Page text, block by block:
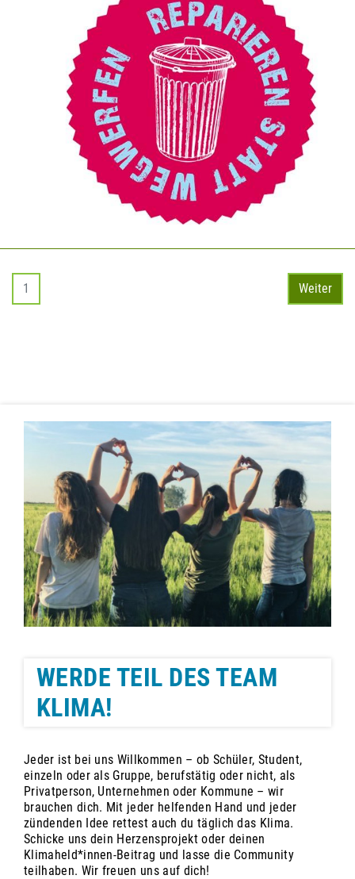
1 Weiter
WERDE TEIL DES TEAM
KLIMA!
Jeder ist bei uns Willkommen – ob Schüler, Student,
einzeln oder als Gruppe, berufstätig oder nicht, als
Privatperson, Unternehmen oder Kommune – wir
brauchen dich. Mit jeder helfenden Hand und jeder
zündenden Idee rettest auch du täglich das Klima.
Schicke uns dein Herzensprojekt oder deinen
Klimaheld*innen-Beitrag und lasse die Community
teilhaben. Wir freuen uns auf dich!